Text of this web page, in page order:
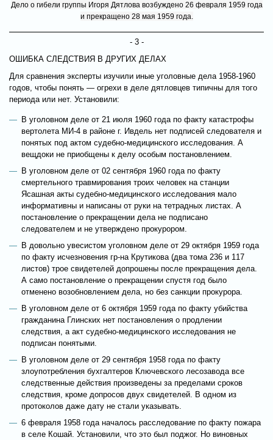
Дело о гибели группы Игоря Дятлова возбуждено 26 февраля 1959 года
и прекращено 28 мая 1959 года.
- 3 -
ОШИБКА СЛЕДСТВИЯ В ДРУГИХ ДЕЛАХ
Для сравнения эксперты изучили иные уголовные дела 1958-1960
годов, чтобы понять — огрехи в деле дятловцев типичны для того
периода или нет. Установили:
В уголовном деле от 21 июля 1960 года по факту катастрофы
вертолета МИ-4 в районе г. Ивдель нет подписей следователя и
понятых под актом судебно-медицинского исследования. А
вещдоки не приобщены к делу особым постановлением.
В уголовном деле от 02 сентября 1960 года по факту
смертельного травмирования троих человек на станции
Ясашная акты судебно-медицинского исследования мало
информативны и написаны от руки на тетрадных листах. А
постановление о прекращении дела не подписано
следователем и не утверждено прокурором.
В довольно увесистом уголовном деле от 29 октября 1959 года
по факту исчезновения гр-на Крутикова (два тома 236 и 117
листов) трое свидетелей допрошены после прекращения дела.
А само постановление о прекращении спустя год было
отменено возобновлением дела, но без санкции прокурора.
В уголовном деле от 6 октября 1959 года по факту убийства
гражданина Глинских нет постановления о продлении
следствия, а акт судебно-медицинского исследования не
подписан понятыми.
В уголовном деле от 29 сентября 1958 года по факту
злоупотребления бухгалтеров Ключевского лесозавода все
следственные действия произведены за пределами сроков
следствия, кроме допросов двух свидетелей. В одном из
протоколов даже дату не стали указывать.
6 февраля 1958 года началось расследование по факту пожара
в селе Кошай. Установили, что это был поджог. Но виновных